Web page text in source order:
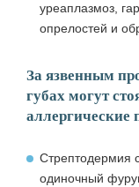
уреаплазмоз,
опрелостей и
За язвенным
губах могут
аллергические
Стрептодермия
одиночный